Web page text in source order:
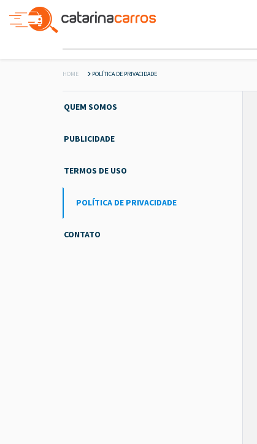
HOME POLÍTICA DE PRIVACIDADE
QUEM SOMOS
PUBLICIDADE
TERMOS DE USO
POLÍTICA DE PRIVACIDADE
CONTATO